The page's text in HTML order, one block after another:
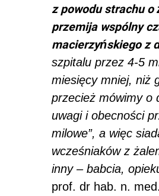
z powodu strachu
przemija wspólny
macierzyńskiego z
szpitalu przez 4-5
miesięcy mniej, niż
przecież mówimy o
uwagi i obecności
milowe”, a więc
wcześniaków z
inny – babcia,
prof. dr hab. n.